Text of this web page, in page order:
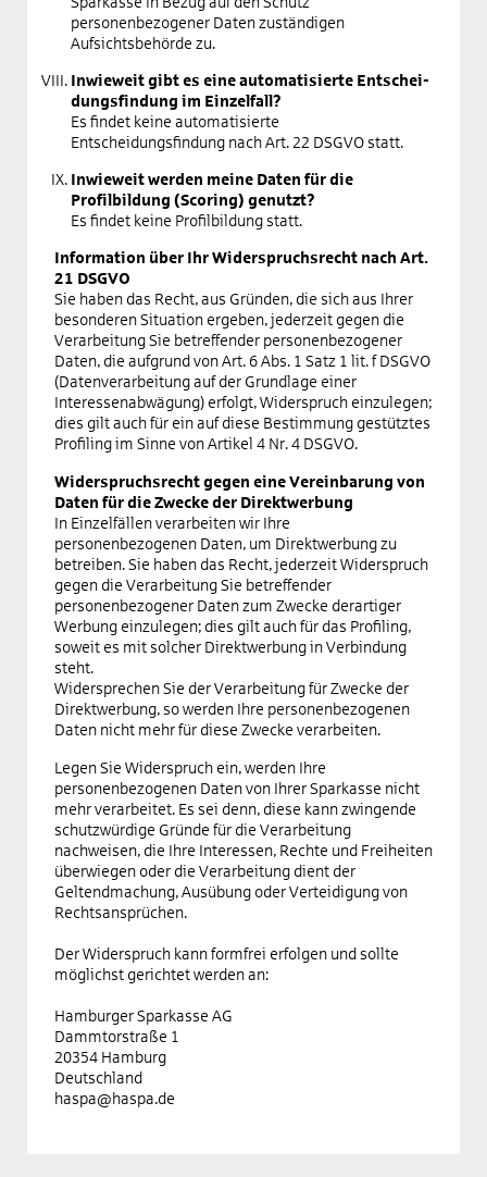
personenbezogener Daten zuständigen
Aufsichtsbehörde zu.
Inwieweit gibt es eine auto­ma­ti­sier­te Ent­schei­
dungs­findung im Einzelfall?
Es findet keine automatisierte
Entscheidungsfindung nach Art. 22 DSGVO statt.
Inwieweit werden meine Daten für die
Profilbildung (Scoring) genutzt?
Es findet keine Profilbildung statt.
Information über Ihr Widerspruchsrecht nach Art.
21 DSGVO
Sie haben das Recht, aus Gründen, die sich aus Ihrer
besonderen Situation ergeben, jederzeit gegen die
Verarbeitung Sie betreffender personenbezogener
Daten, die aufgrund von Art. 6 Abs. 1 Satz 1 lit. f DSGVO
(Datenverarbeitung auf der Grundlage einer
Interessenabwägung) erfolgt, Widerspruch einzulegen;
dies gilt auch für ein auf diese Bestimmung gestütztes
Profiling im Sinne von Artikel 4 Nr. 4 DSGVO.
Widerspruchsrecht gegen eine Vereinbarung von
Daten für die Zwecke der Direktwerbung
In Einzelfällen verarbeiten wir Ihre
personenbezogenen Daten, um Direktwerbung zu
betreiben. Sie haben das Recht, jederzeit Widerspruch
gegen die Verarbeitung Sie betreffender
personenbezogener Daten zum Zwecke derartiger
Werbung einzulegen; dies gilt auch für das Profiling,
soweit es mit solcher Direktwerbung in Verbindung
steht.
Widersprechen Sie der Verarbeitung für Zwecke der
Direktwerbung, so werden Ihre personenbezogenen
Daten nicht mehr für diese Zwecke verarbeiten.
Legen Sie Widerspruch ein, werden Ihre
personenbezogenen Daten von Ihrer Sparkasse nicht
mehr verarbeitet. Es sei denn, diese kann zwingende
schutzwürdige Gründe für die Verarbeitung
nachweisen, die Ihre Interessen, Rechte und Freiheiten
überwiegen oder die Verarbeitung dient der
Geltendmachung, Ausübung oder Verteidigung von
Rechtsansprüchen.
Der Widerspruch kann formfrei erfolgen und sollte
möglichst gerichtet werden an:
Hamburger Sparkasse AG
Dammtorstraße 1
20354 Hamburg
Deutschland
haspa@haspa.de